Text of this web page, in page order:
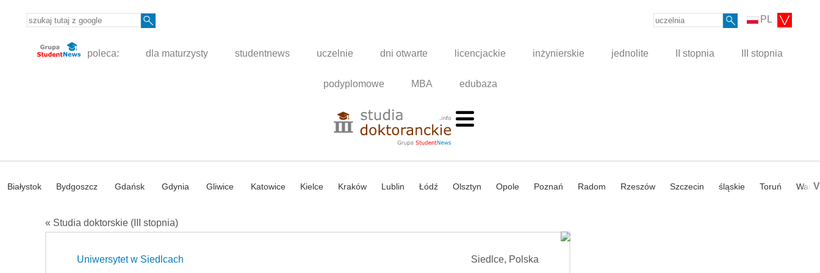
PL
poleca: dla maturzysty studentnews uczelnie dni otwarte licencjackie inżynierskie jednolite II stopnia III stopnia
podyplomowe MBA edubaza
Białystok Bydgoszcz Gdańsk Gdynia Gliwice Katowice Kielce Kraków Lublin Łódź Olsztyn Opole Poznań Radom Rzeszów Szczecin śląskie Toruń V
« Studia doktorskie (III stopnia)
Siedlce, Polska
Uniwersytet w Siedlcach